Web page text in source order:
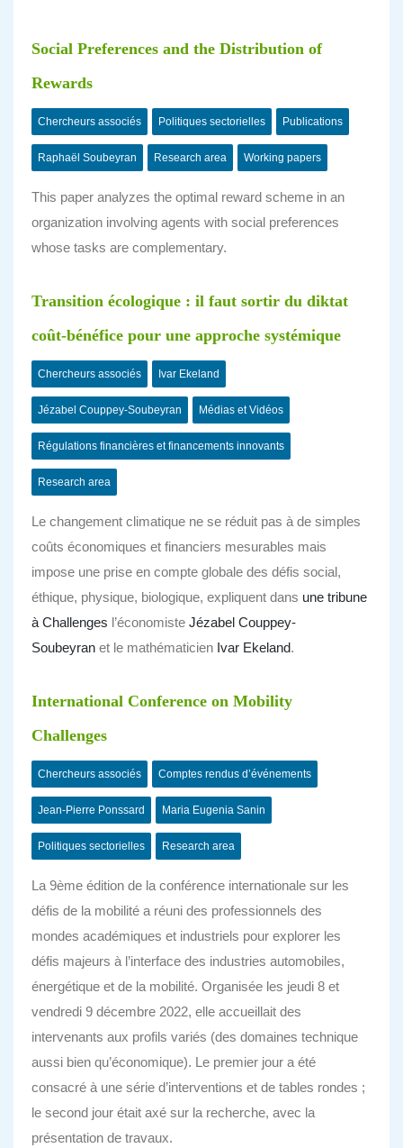
Social Preferences and the Distribution of
Rewards
Chercheurs associés Politiques sectorielles Publications
Raphaël Soubeyran Research area Working papers
This paper analyzes the optimal reward scheme in an
organization involving agents with social preferences
whose tasks are complementary.
Transition écologique : il faut sortir du diktat
coût-bénéfice pour une approche systémique
Chercheurs associés Ivar Ekeland
Jézabel Couppey-Soubeyran Médias et Vidéos
Régulations financières et financements innovants
Research area
Le changement climatique ne se réduit pas à de simples
coûts économiques et financiers mesurables mais
impose une prise en compte globale des défis social,
éthique, physique, biologique, expliquent dans une tribune
à Challenges l’économiste Jézabel Couppey-
Soubeyran et le mathématicien Ivar Ekeland.
International Conference on Mobility
Challenges
Chercheurs associés Comptes rendus d’événements
Jean-Pierre Ponssard Maria Eugenia Sanin
Politiques sectorielles Research area
La 9ème édition de la conférence internationale sur les
défis de la mobilité a réuni des professionnels des
mondes académiques et industriels pour explorer les
défis majeurs à l’interface des industries automobiles,
énergétique et de la mobilité. Organisée les jeudi 8 et
vendredi 9 décembre 2022, elle accueillait des
intervenants aux profils variés (des domaines technique
aussi bien qu’économique). Le premier jour a été
consacré à une série d’interventions et de tables rondes ;
le second jour était axé sur la recherche, avec la
présentation de travaux.